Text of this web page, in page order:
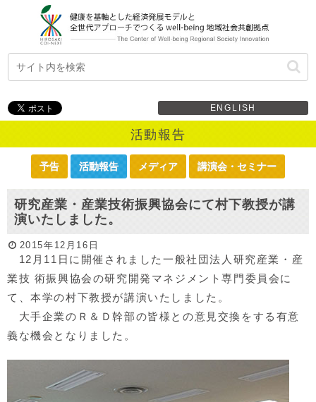
ENGLISH
活動報告
予告 活動報告 メディア 講演会・セミナー
研究産業・産業技術振興協会にて村下教授が講
演いたしました。
2015年12月16日
12月11日に開催されました一般社団法人研究産業・産
業技 術振興協会の研究開発マネジメント専門委員会に
て、本学の村下教授が講演いたしました。
大手企業のＲ＆Ｄ幹部の皆様との意見交換をする有意
義な機会となりました。